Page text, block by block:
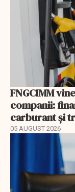
FNGCIMM
companii:
carburant și
05 AUGUST 2026